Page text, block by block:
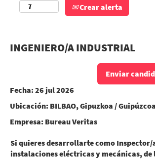
Crear alerta
INGENIERO/A INDUSTRIAL
Enviar
Fecha: 26 jul 2026
Ubicación: BILBAO, Gipuzkoa /
Empresa: Bureau Veritas
Si quieres desarrollarte como Inspector/
instalaciones eléctricas y mecánicas, de